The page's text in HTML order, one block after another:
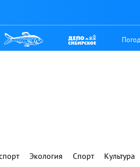
Экология Спорт Культура